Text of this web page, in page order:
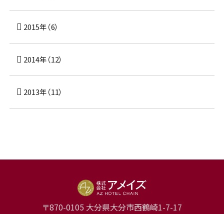
2015年（6）
2014年（12）
2013年（11）
〒870-0105 大分県大分市西鶴崎1-7-17